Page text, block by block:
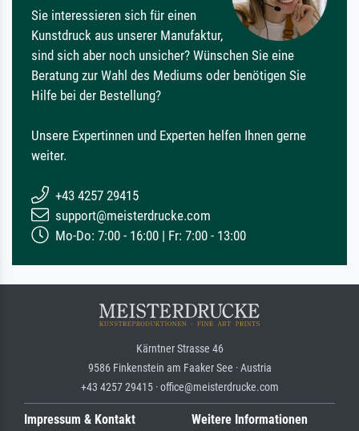
Sie interessieren sich für einen
Kunstdruck aus unserer Manufaktur,
sind sich aber noch unsicher? Wünschen Sie eine
Beratung zur Wahl des Mediums oder benötigen Sie
Hilfe bei der Bestellung?
Unsere Expertinnen und Experten helfen Ihnen gerne
weiter.
+43 4257 29415
support@meisterdrucke.com
Mo-Do: 7:00 - 16:00 | Fr: 7:00 - 13:00
Kärntner Strasse 46
9586 Finkenstein am Faaker See · Austria
+43 4257 29415 · office@meisterdrucke.com
Impressum & Kontakt Weitere Informationen